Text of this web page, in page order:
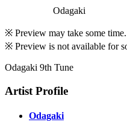
Odagaki
※ Preview may take some time.
※ Preview is not available for
Odagaki 9th Tune
Artist Profile
Odagaki